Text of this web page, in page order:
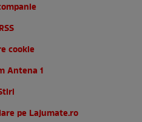
RSS
cookie
Antena 1
pe Lajumate.ro